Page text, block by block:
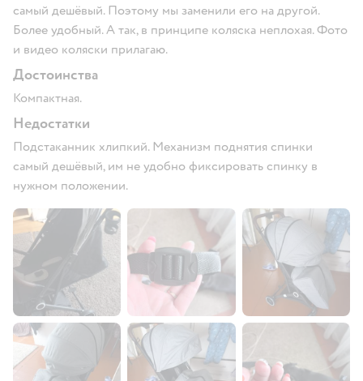
самый дешёвый. Поэтому мы заменили его на другой.
Более удобный. А так, в принципе коляска неплохая. Фото
и видео коляски прилагаю.
Достоинства
Компактная.
Недостатки
Подстаканник хлипкий. Механизм поднятия спинки
самый дешёвый, им не удобно фиксировать спинку в
нужном положении.